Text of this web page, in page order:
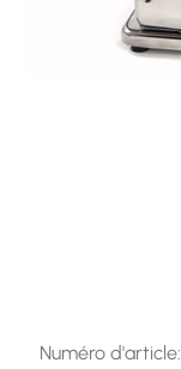
Numéro d'article: